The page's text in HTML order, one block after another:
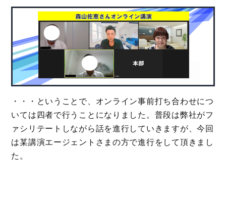
・・・ということで、オンライン事前打ち合わせにつ
いては四者で行うことになりました。普段は弊社がフ
ァシリテートしながら話を進行していきますが、今回
は某講演エージェントさまの方で進行をして頂きまし
た。